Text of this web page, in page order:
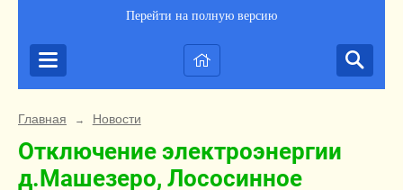
Перейти на полную версию
Главная → Новости
Отключение электроэнергии
д.Машезеро, Лососинное